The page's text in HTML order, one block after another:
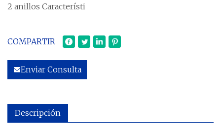
2 anillos Característi
COMPARTIR
Enviar Consulta
Descripción